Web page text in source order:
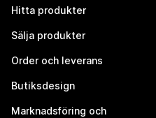
Hitta produkter
Sälja produkter
Order och leverans
Butiksdesign
Marknadsföring och